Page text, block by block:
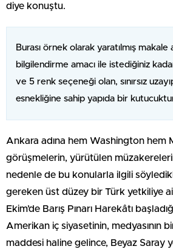
diye konuştu.
Burası örnek olarak yaratılmış makale
bilgilendirme amacı ile istediğiniz
ve 5 renk seçeneği olan, sınırsız
esnekliğine sahip yapıda bir
Ankara adına hem Washington hem
görüşmelerin, yürütülen
nedenle de bu konularla ilgili
gereken üst düzey bir Türk yetkiliye
Ekim’de Barış Pınarı Harekâtı
Amerikan iç siyasetinin, medyasının
maddesi haline gelince, Beyaz Saray